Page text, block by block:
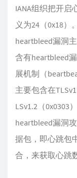
IANA组织把开启
义为24（0x18）。
heartbleed漏洞
含有heartbleed
展机制（
主要包含在
LSv1.2（0x0303
heartbleed漏洞
据包，即心跳包
合，来获取心跳